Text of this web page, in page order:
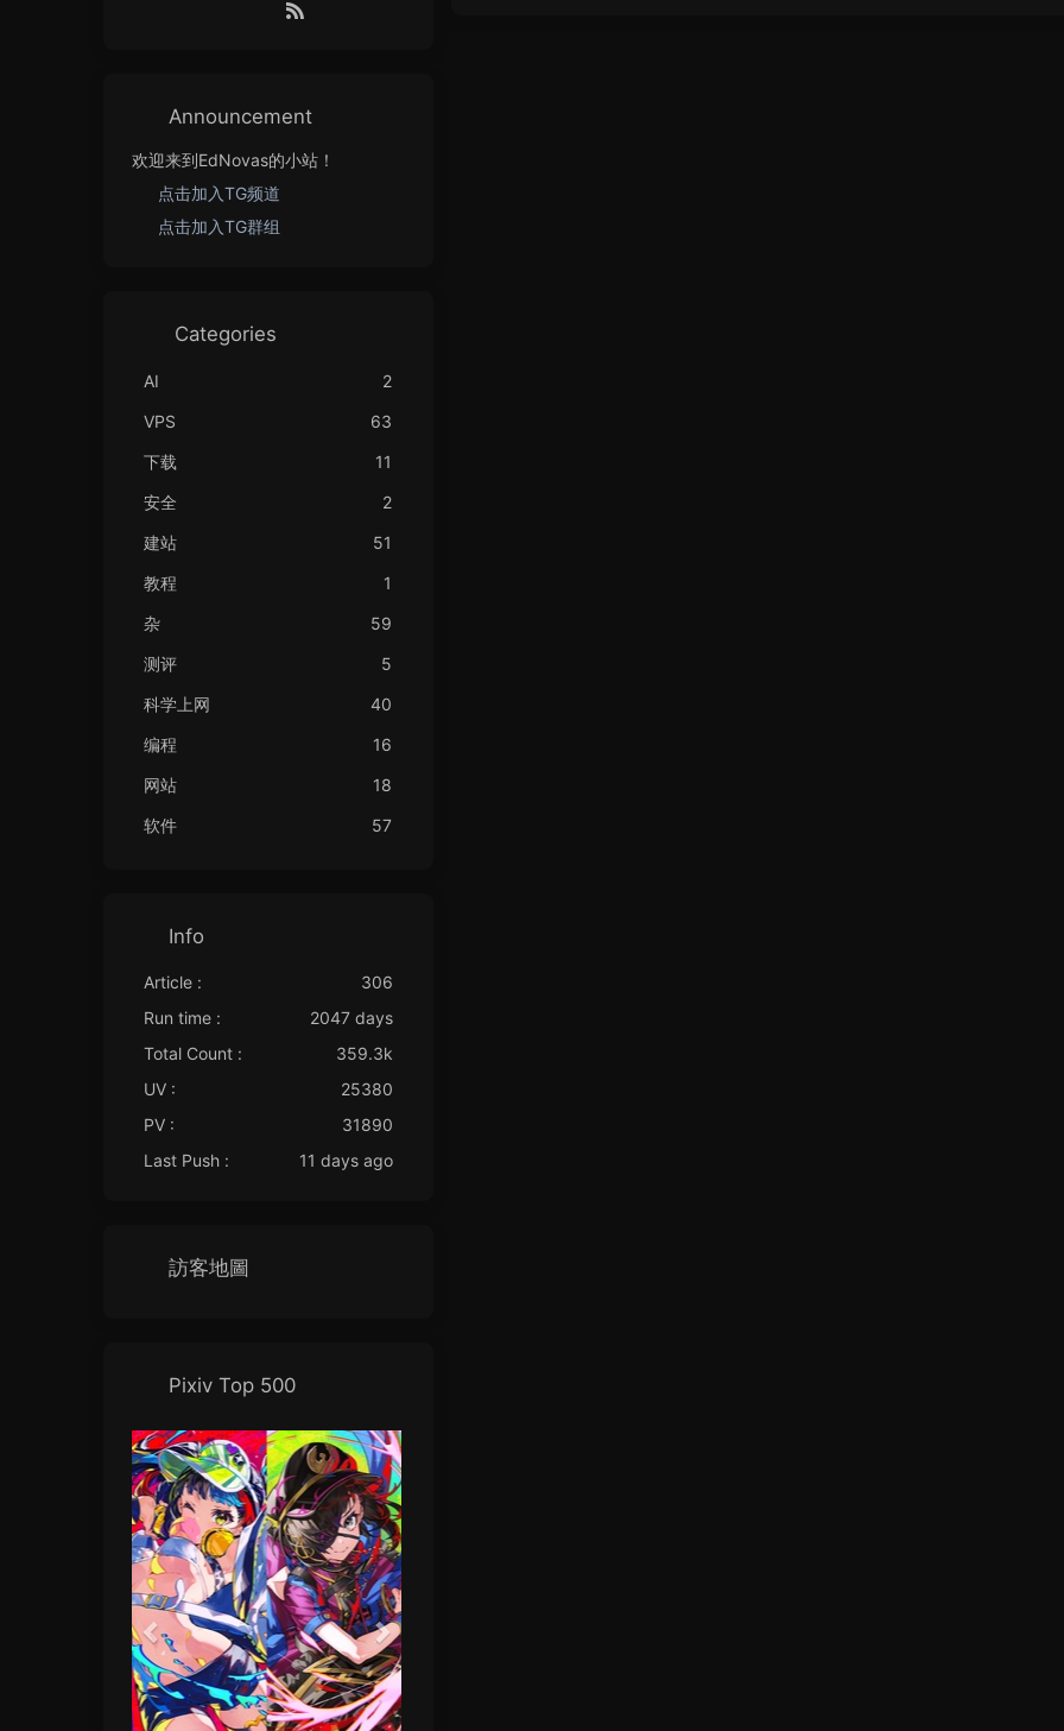
Announcement
欢迎来到EdNovas的小站！
点击加入TG频道
点击加入TG群组
Categories
AI
2
VPS
63
下载
11
安全
2
建站
51
教程
1
杂
59
测评
5
科学上网
40
编程
16
网站
18
软件
57
Info
Article :
306
Run time :
2047 days
Total Count :
359.3k
UV :
25380
PV :
31890
Last Push :
11 days ago
訪客地圖
Pixiv Top 500